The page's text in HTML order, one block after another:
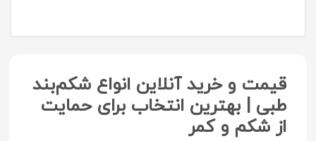
قیمت و خرید آنلاین انواع شکم‌بند
طبی | بهترین انتخاب برای حمایت
از شکم و کمر